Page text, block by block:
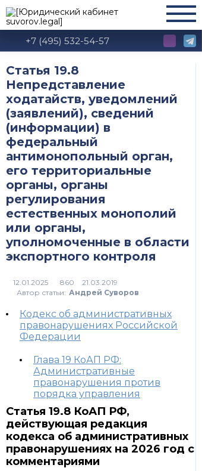
+7 (495) 532-54-57
Статья 19.8
Непредставление
ходатайств, уведомлений
(заявлений), сведений
(информации) в
федеральный
антимонопольный орган,
его территориальные
органы, органы
регулирования
естественных монополий
или органы,
уполномоченные в области
экспортного контроля
860
Автор статьи: Андрей Суворов
Кодекс об административных
правонарушениях Российской
Федерации
Глава 19 КоАП РФ:
Административные
правонарушения против
порядка управления
Статья 19.8 КоАП РФ,
действующая редакция
кодекса об административных
правонарушениях на 2026 год с
комментариями